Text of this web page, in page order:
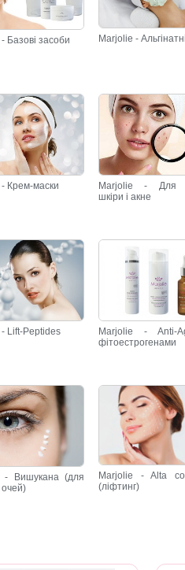
Базові засоби Marjolie -
Крем-маски
Marjolie - Для
шкіри і акне
Lift-Peptides
Marjolie - Anti-
фітоестрогенами
- Вишукана (для
очей)
Marjolie - Alta
(ліфтинг)